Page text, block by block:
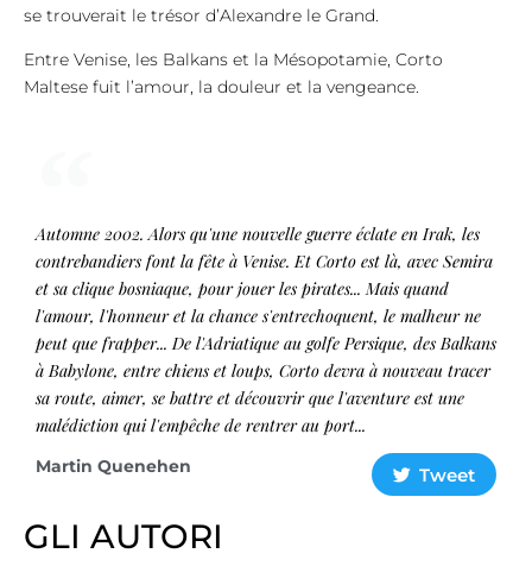
se trouverait le trésor d’Alexandre le Grand.
Entre Venise, les Balkans et la Mésopotamie, Corto
Maltese fuit l’amour, la douleur et la vengeance.
Automne 2002. Alors qu'une nouvelle guerre éclate en Irak, les
contrebandiers font la fête à Venise. Et Corto est là, avec Semira
et sa clique bosniaque, pour jouer les pirates... Mais quand
l'amour, l'honneur et la chance s'entrechoquent, le malheur ne
peut que frapper... De l'Adriatique au golfe Persique, des Balkans
à Babylone, entre chiens et loups, Corto devra à nouveau tracer
sa route, aimer, se battre et découvrir que l'aventure est une
malédiction qui l'empêche de rentrer au port...
Martin Quenehen Tweet
GLI AUTORI